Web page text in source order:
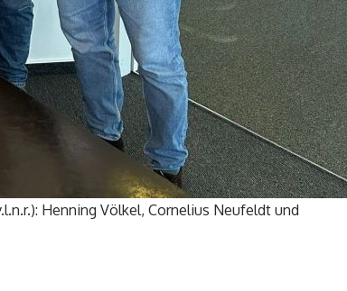
Henning Völkel, Cornelius Neufeldt und